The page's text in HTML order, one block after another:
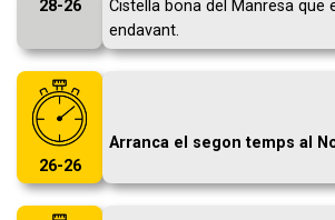
28-26
Cistella bona del Manresa que
endavant.
26-26
Arranca el segon temps al